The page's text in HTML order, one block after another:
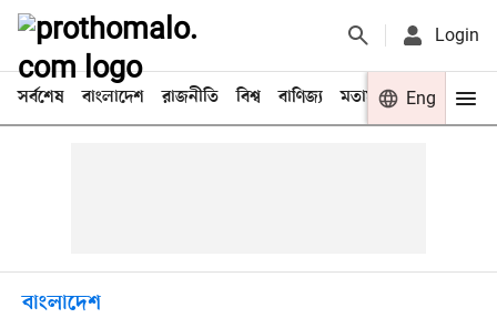
Login
সর্বশেষ বাংলাদেশ রাজনীতি বিশ্ব বাণিজ্য মতামত খেলা
Eng
বাংলাদেশ